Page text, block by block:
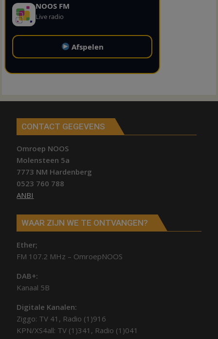
NOOS FM
Live radio
Afspelen
CONTACT GEGEVENS
Omroep NOOS
Molensteen 5a
7773 NM Hardenberg
0523 760 788
ANBI
WAAR ZIJN WE TE ONTVANGEN?
Ether;
FM 107.2 MHz – OmroepNOOS
DAB+:
Kanaal 5B
Digitale Kanalen:
Ziggo: TV 41, Radio (1)916
KPN/XS4all: TV (1)341, Radio (1)041